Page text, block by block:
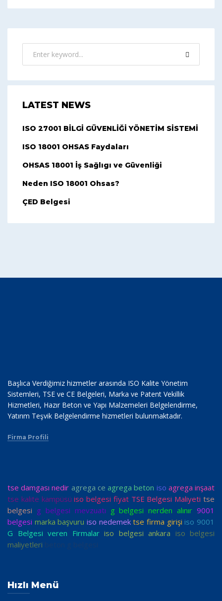
LATEST NEWS
ISO 27001 BİLGİ GÜVENLİĞİ YÖNETİM SİSTEMİ
ISO 18001 OHSAS Faydaları
OHSAS 18001 İş Sağlıgı ve Güvenliği
Neden ISO 18001 Ohsas?
ÇED Belgesi
Başlıca Verdiğimiz hizmetler arasında ISO Kalite Yönetim
Sistemleri, TSE ve CE Belgeleri, Marka ve Patent Vekillik
Hizmetleri, Hazır Beton ve Yapı Malzemeleri Belgelendirme,
Yatırım Teşvik Belgelendirme hizmetleri bulunmaktadır.
Firma Profili
tse damgası nedir agrega ce agrega beton iso agrega inşaat
tse kalite kampüsü iso belgesi fiyat TSE Belgesi Maliyeti tse
belgesi g belgesi mevzuatı g belgesi nerden alınır 9001
belgesi marka başvuru iso nedemek tse firma girişi iso 9001
G Belgesi veren Firmalar iso belgesi ankara iso belgesi
maliyetleri
Hızlı Menü